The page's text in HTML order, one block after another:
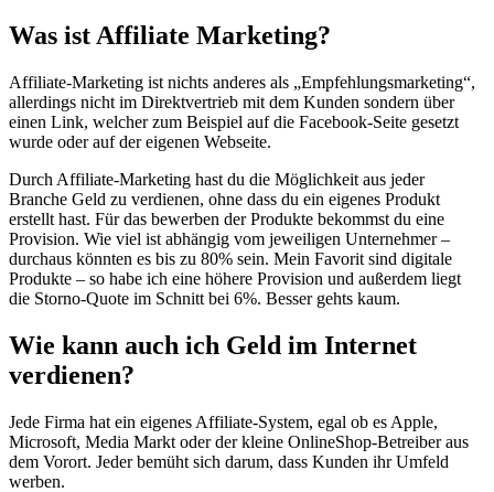
Was ist Affiliate Marketing?
Affiliate-Marketing ist nichts anderes als „Empfehlungsmarketing“,
allerdings nicht im Direktvertrieb mit dem Kunden sondern über
einen Link, welcher zum Beispiel auf die Facebook-Seite gesetzt
wurde oder auf der eigenen Webseite.
Durch Affiliate-Marketing hast du die Möglichkeit aus jeder
Branche Geld zu verdienen, ohne dass du ein eigenes Produkt
erstellt hast. Für das bewerben der Produkte bekommst du eine
Provision. Wie viel ist abhängig vom jeweiligen Unternehmer –
durchaus könnten es bis zu 80% sein. Mein Favorit sind digitale
Produkte – so habe ich eine höhere Provision und außerdem liegt
die Storno-Quote im Schnitt bei 6%. Besser gehts kaum.
Wie kann auch ich Geld im Internet
verdienen?
Jede Firma hat ein eigenes Affiliate-System, egal ob es Apple,
Microsoft, Media Markt oder der kleine OnlineShop-Betreiber aus
dem Vorort. Jeder bemüht sich darum, dass Kunden ihr Umfeld
werben.